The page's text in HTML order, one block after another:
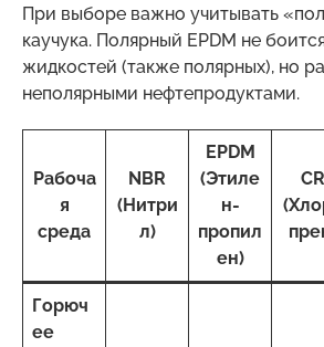
При выборе важно учитывать
каучука. Полярный EPDM не
жидкостей (также полярных), но
неполярными нефтепродуктами.
Рабоча
я
среда
NBR
(Нитри
л)
EPDM
(Этиле
н-
пропил
ен)
CR
Горюч
ее